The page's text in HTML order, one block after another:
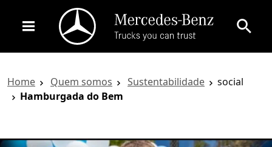
Home Quem somos Sustentabilidade
social
Hamburgada do Bem